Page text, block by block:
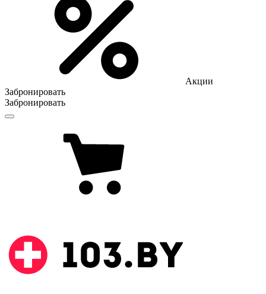
Акции
Забронировать
Забронировать